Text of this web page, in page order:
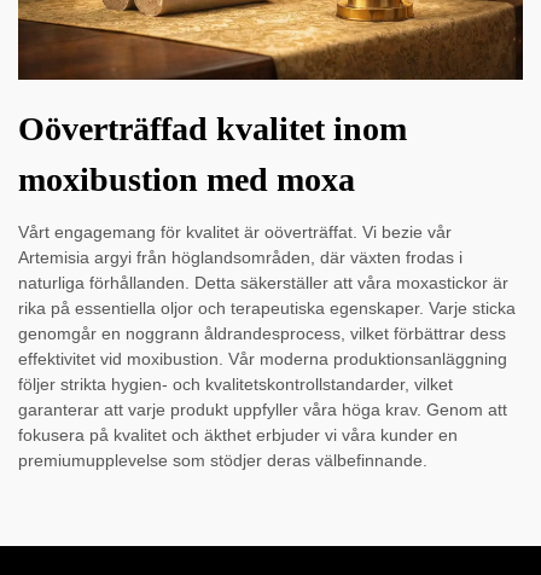
Oöverträffad kvalitet inom
moxibustion med moxa
Vårt engagemang för kvalitet är oöverträffat. Vi bezie vår
Artemisia argyi från höglandsområden, där växten frodas i
naturliga förhållanden. Detta säkerställer att våra moxastickor är
rika på essentiella oljor och terapeutiska egenskaper. Varje sticka
genomgår en noggrann åldrandesprocess, vilket förbättrar dess
effektivitet vid moxibustion. Vår moderna produktionsanläggning
följer strikta hygien- och kvalitetskontrollstandarder, vilket
garanterar att varje produkt uppfyller våra höga krav. Genom att
fokusera på kvalitet och äkthet erbjuder vi våra kunder en
premiumupplevelse som stödjer deras välbefinnande.